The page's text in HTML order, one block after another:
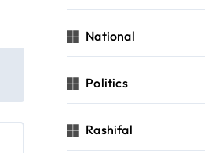
National
Politics
Rashifal